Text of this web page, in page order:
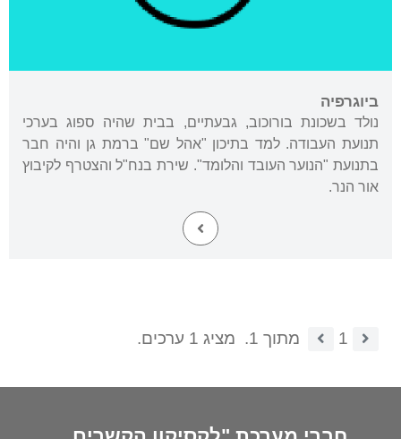
ביוגרפיה
נולד בשכונת בורוכוב, גבעתיים, בבית שהיה ספוג בערכי
תנועת העבודה. למד בתיכון "אהל שם" ברמת גן והיה חבר
בתנועת "הנוער העובד והלומד". שירת בנח"ל והצטרף לקיבוץ
אור הנר.
1 מתוך 1. מציג 1 ערכים.